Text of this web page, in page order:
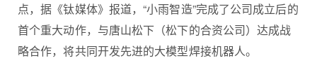
点，据《钛媒体》报道，“小雨智造”完成了公司成立后的
首个重大动作，与唐山松下（松下的合资公司）达成战
略合作，将共同开发先进的大模型焊接机器人。